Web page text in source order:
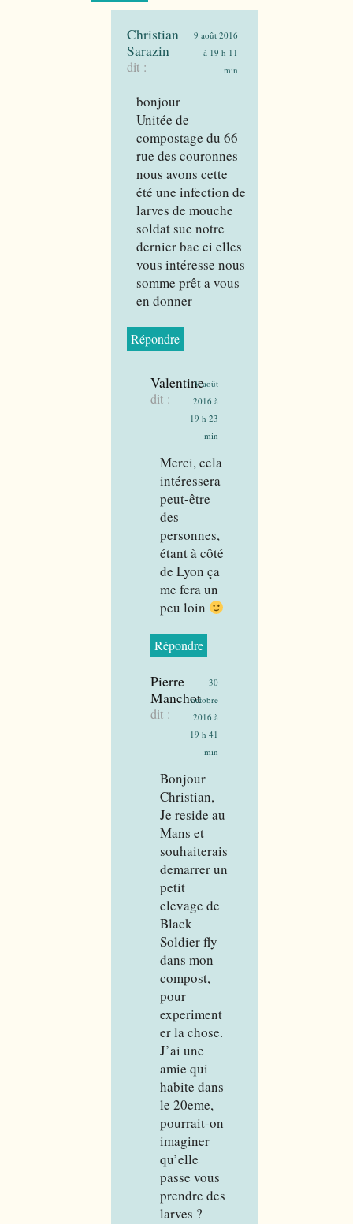
Christian
Sarazin
dit :
9 août 2016
à 19 h 11
min
bonjour
Unitée de
compostage du 66
rue des couronnes
nous avons cette
été une infection de
larves de mouche
soldat sue notre
dernier bac ci elles
vous intéresse nous
somme prêt a vous
en donner
Répondre
Valentine
dit :
9 août
2016 à
19 h 23
min
Merci, cela
intéressera
peut-être
des
personnes,
étant à côté
de Lyon ça
me fera un
peu loin
Répondre
Pierre
Manchot
dit :
30
octobre
2016 à
19 h 41
min
Bonjour
Christian,
Je reside au
Mans et
souhaiterais
demarrer un
petit
elevage de
Black
Soldier fly
dans mon
compost,
pour
experiment
er la chose.
J’ai une
amie qui
habite dans
le 20eme,
pourrait-on
imaginer
qu’elle
passe vous
prendre des
larves ?